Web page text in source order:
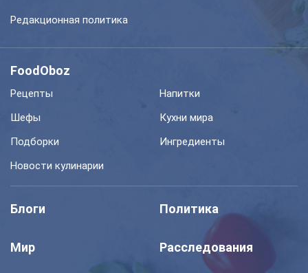
Редакционная политика
FoodOboz
Рецепты
Напитки
Шефы
Кухни мира
Подборки
Ингредиенты
Новости кулинарии
Блоги Политика
Мир Расследования